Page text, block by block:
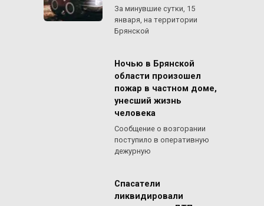
За минувшие сутки, 15
января, на территории
Брянской
Ночью в Брянской
области произошел
пожар в частном доме,
унесший жизнь
человека
Сообщение о возгорании
поступило в оперативную
дежурную
Спасатели
ликвидировали